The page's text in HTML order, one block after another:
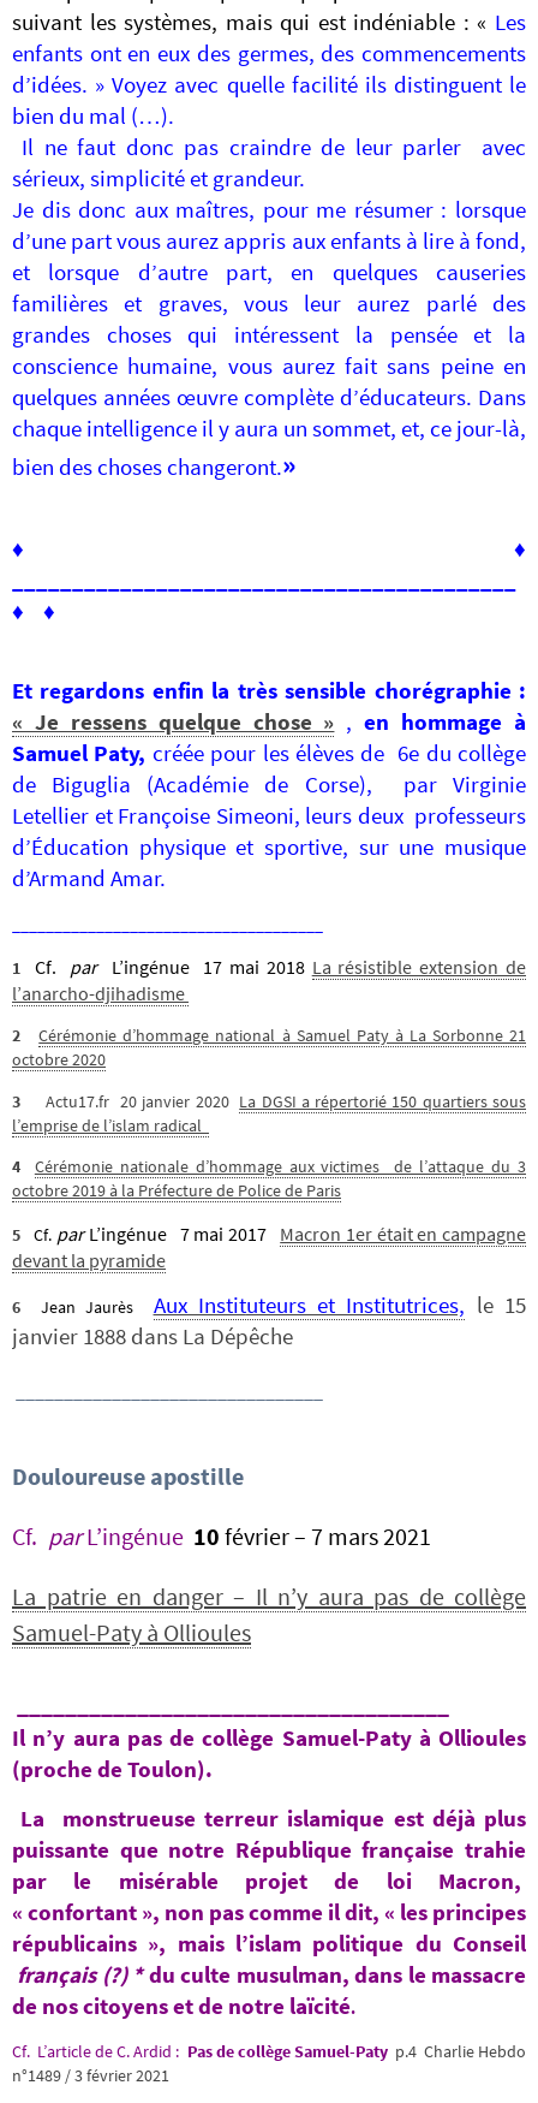
suivant les systèmes, mais qui est indéniable : « Les
enfants ont en eux des germes, des commencements
d’idées. » Voyez avec quelle facilité ils distinguent le
bien du mal (…).
Il ne faut donc pas craindre de leur parler avec
sérieux, simplicité et grandeur.
Je dis donc aux maîtres, pour me résumer : lorsque
d’une part vous aurez appris aux enfants à lire à fond,
et lorsque d’autre part, en quelques causeries
familières et graves, vous leur aurez parlé des
grandes choses qui intéressent la pensée et la
conscience humaine, vous aurez fait sans peine en
quelques années œuvre complète d’éducateurs. Dans
chaque intelligence il y aura un sommet, et, ce jour-là,
bien des choses changeront.»
♦
♦
♦ ♦
Et regardons enfin la très sensible chorégraphie :
« Je ressens quelque chose » ,en hommage à
Samuel Paty, créée pour les élèves de 6e du collège
de Biguglia (Académie de Corse), par Virginie
Letellier et Françoise Simeoni, leurs deux professeurs
d’Éducation physique et sportive, sur une musique
d’Armand Amar.
1 Cf. par L’ingénue 17 mai 2018 La résistible extension de
l’anarcho-djihadisme
2
Cérémonie d’hommage national à Samuel Paty à La Sorbonne 21
octobre 2020
3 Actu17.fr 20 janvier 2020 La DGSI a répertorié 150 quartiers sous
l’emprise de l’islam radical
4 Cérémonie nationale d’hommage aux victimes de l’attaque du 3
octobre 2019 à la Préfecture de Police de Paris
5 Cf. parL’ingénue 7 mai 2017 Macron 1er était en campagne
devant la pyramide
6 Jean Jaurès Aux Instituteurs et Institutrices, le 15
janvier 1888 dans La Dépêche
Douloureuse apostille
Cf. parL’ingénue 10 février – 7 mars 2021
La patrie en danger – Il n’y aura pas de collège
Samuel-Paty à Ollioules
Il n’y aura pas de collège Samuel-Paty à Ollioules
(proche de Toulon).
La monstrueuse terreur islamique est déjà plus
puissante que notre République française trahie
par le misérable projet de loi Macron,
« confortant », non pas comme il dit, « les principes
républicains », mais l’islam politique du Conseil
français (?) *du culte musulman, dans le massacre
de nos citoyens et de notre laïcité.
Cf. L’article de C. Ardid : Pas de collège Samuel-Paty p.4 Charlie Hebdo
n°1489 / 3 février 2021